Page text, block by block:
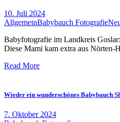
10. Juli 2024
AllgemeinBabybauch Fotografie
Babyfotografie im Landkreis
Diese Mami kam extra aus Nörten-
Read More
Wieder ein wunderschönes Babybauch
7. Oktober 2024